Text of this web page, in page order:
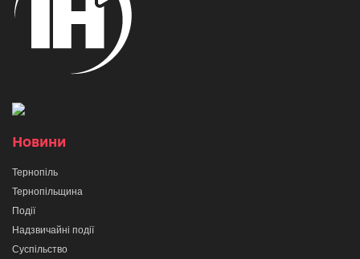
Новини
Тернопіль
Тернопільщина
Події
Надзвичайні події
Суспільство